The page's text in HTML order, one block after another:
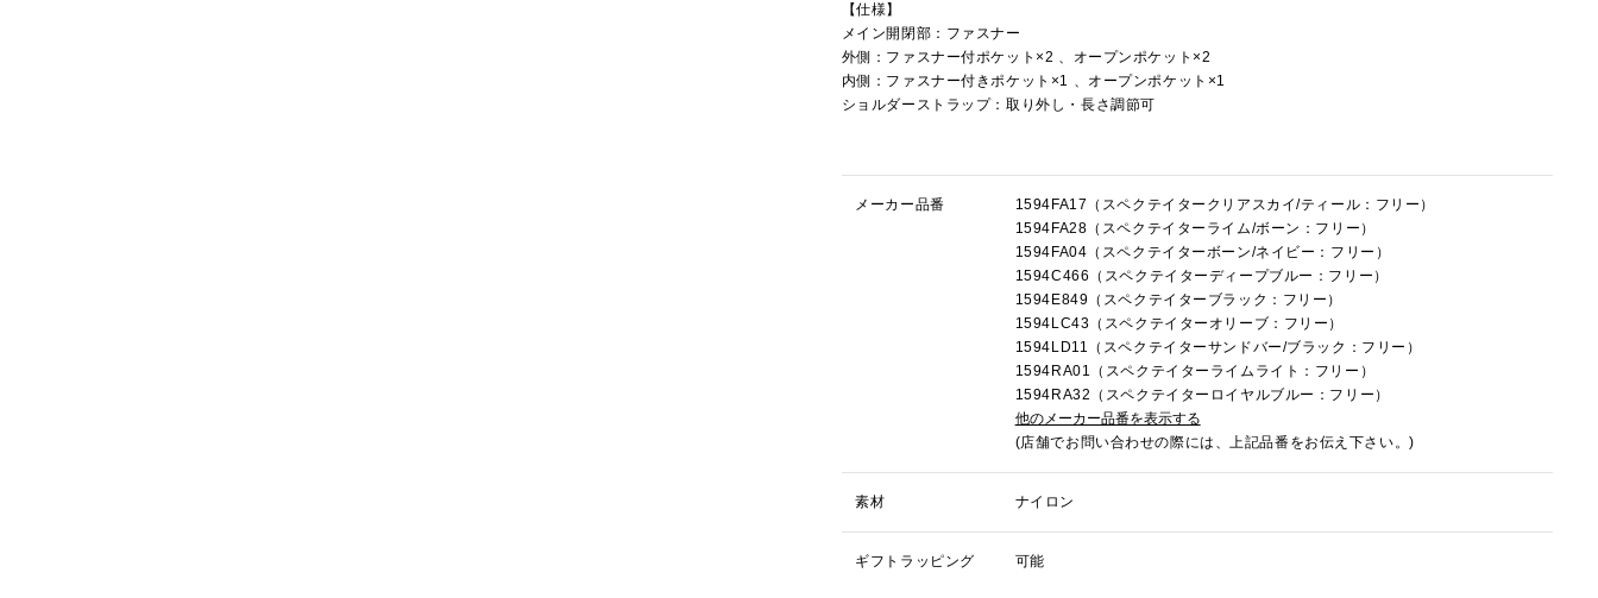
【仕様】
メイン開閉部：ファスナー
外側：ファスナー付ポケット×2 、オープンポケット×2
内側：ファスナー付きポケット×1 、オープンポケット×1
ショルダーストラップ：取り外し・長さ調節可
メーカー品番
1594FA17（スペクテイタークリアスカイ/ティール：フリー）
1594FA28（スペクテイターライム/ボーン：フリー）
1594FA04（スペクテイターボーン/ネイビー：フリー）
1594C466（スペクテイターディープブルー：フリー）
1594E849（スペクテイターブラック：フリー）
1594LC43（スペクテイターオリーブ：フリー）
1594LD11（スペクテイターサンドバー/ブラック：フリー）
1594RA01（スペクテイターライムライト：フリー）
1594RA32（スペクテイターロイヤルブルー：フリー）
他のメーカー品番を表示する
(店舗でお問い合わせの際には、上記品番をお伝え下さい。)
素材 ナイロン
ギフトラッピング 可能